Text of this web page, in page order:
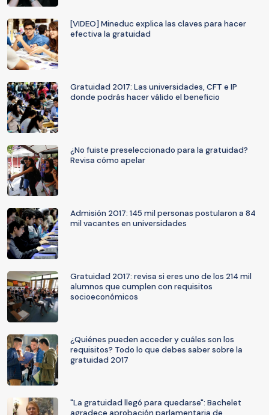
[VIDEO] Mineduc explica las claves para hacer
efectiva la gratuidad
Gratuidad 2017: Las universidades, CFT e IP
donde podrás hacer válido el beneficio
¿No fuiste preseleccionado para la gratuidad?
Revisa cómo apelar
Admisión 2017: 145 mil personas postularon a 84
mil vacantes en universidades
Gratuidad 2017: revisa si eres uno de los 214 mil
alumnos que cumplen con requisitos
socioeconómicos
¿Quiénes pueden acceder y cuáles son los
requisitos? Todo lo que debes saber sobre la
gratuidad 2017
"La gratuidad llegó para quedarse": Bachelet
agradece aprobación parlamentaria de